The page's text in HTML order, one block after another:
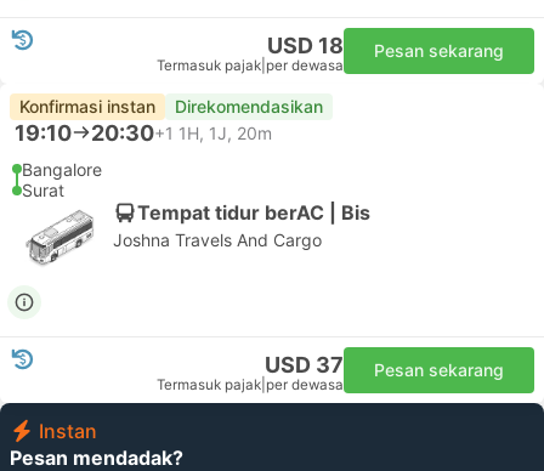
USD 18
Termasuk pajak per dewasa
Pesan sekarang
Konfirmasi instan Direkomendasikan
19:10 20:30+1 1H, 1J, 20m
Bangalore
Surat
Tempat tidur berAC | Bis
Joshna Travels And Cargo
USD 37
Termasuk pajak per dewasa
Pesan sekarang
Instan
Pesan mendadak?